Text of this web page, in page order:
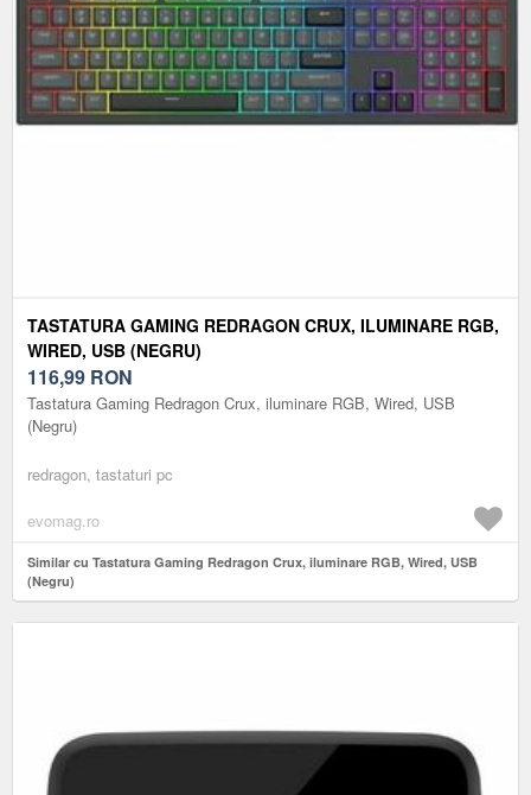
TASTATURA GAMING REDRAGON CRUX, ILUMINARE RGB,
WIRED, USB (NEGRU)
116,99 RON
Tastatura Gaming Redragon Crux, iluminare RGB, Wired, USB
(Negru)
redragon, tastaturi pc
evomag.ro
Similar cu Tastatura Gaming Redragon Crux, iluminare RGB, Wired, USB
(Negru)